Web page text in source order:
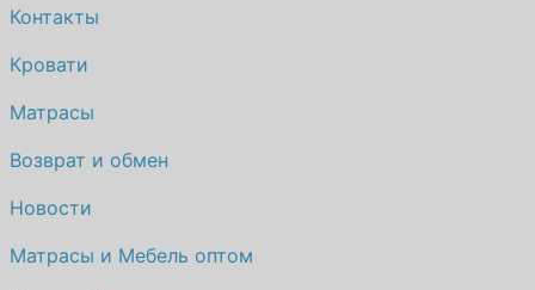
Контакты
Кровати
Матрасы
Возврат и обмен
Новости
Матрасы и Мебель оптом